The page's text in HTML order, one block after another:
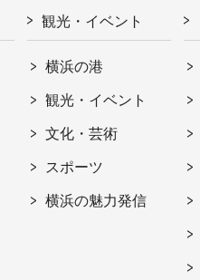
観光・イベント
横浜の港
観光・イベント
文化・芸術
スポーツ
横浜の魅力発信